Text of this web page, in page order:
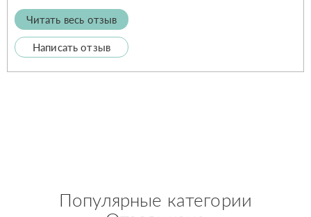
Читать весь отзыв
Написать отзыв
Популярные категории